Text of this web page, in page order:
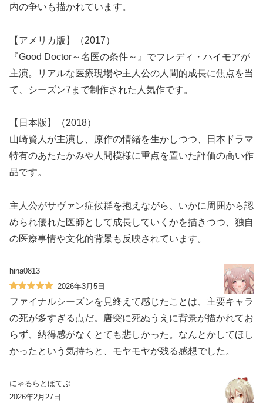
内の争いも描かれています。
【アメリカ版】（2017）
『Good Doctor～名医の条件～』でフレディ・ハイモアが
主演。リアルな医療現場や主人公の人間的成長に焦点を当
て、シーズン7まで制作された人気作です。
【日本版】（2018）
山崎賢人が主演し、原作の情緒を生かしつつ、日本ドラマ
特有のあたたかみや人間模様に重点を置いた評価の高い作
品です。
主人公がサヴァン症候群を抱えながら、いかに周囲から認
められ優れた医師として成長していくかを描きつつ、独自
の医療事情や文化的背景も反映されています。
hina0813
2026年3月5日
ファイナルシーズンを見終えて感じたことは、主要キャラ
の死が多すぎる点だ。唐突に死ぬうえに背景が描かれてお
らず、納得感がなくとても悲しかった。なんとかしてほし
かったという気持ちと、モヤモヤが残る感想でした。
にゃるらとほてぷ
2026年2月27日